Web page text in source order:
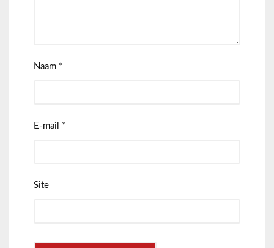
Naam *
E-mail *
Site